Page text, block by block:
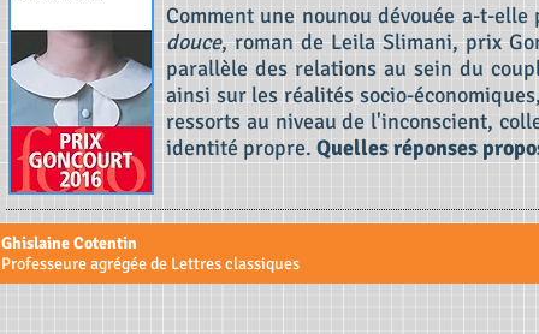
Comment une nounou dévouée a-t-
douce, roman de Leila Slimani, prix
parallèle des relations au sein du
ainsi sur les réalités socio-
ressorts au niveau de l'inconscient,
identité propre. Quelles réponses
Ghislaine Cotentin
Professeure agrégée de Lettres classiques